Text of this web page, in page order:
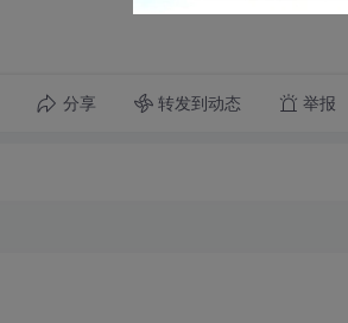
分享 转发到动态 举报